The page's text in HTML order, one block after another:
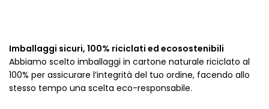
Imballaggi sicuri, 100% riciclati ed ecosostenibili
Abbiamo scelto imballaggi in cartone naturale riciclato al
100% per assicurare l’integrità del tuo ordine, facendo allo
stesso tempo una scelta eco-responsabile.